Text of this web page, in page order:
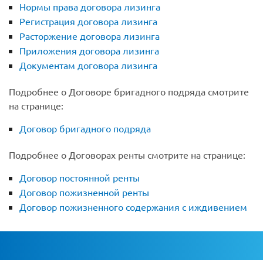
Нормы права договора лизинга
Регистрация договора лизинга
Расторжение договора лизинга
Приложения договора лизинга
Документам договора лизинга
Подробнее о Договоре бригадного подряда смотрите
на странице:
Договор бригадного подряда
Подробнее о Договорах ренты смотрите на странице:
Договор постоянной ренты
Договор пожизненной ренты
Договор пожизненного содержания с иждивением